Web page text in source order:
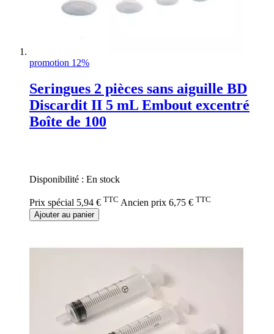
promotion 12%
Seringues 2 pièces sans aiguille BD
Discardit II 5 mL Embout excentré
Boîte de 100
Disponibilité : En stock
Prix spécial 5,94 € TTC Ancien prix 6,75 € TTC
Ajouter au panier